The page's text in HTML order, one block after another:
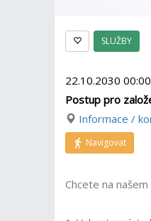
SLUŽBY
22.10.2030 00:00
Postup pro
Informace /
Navigovat
Chcete na